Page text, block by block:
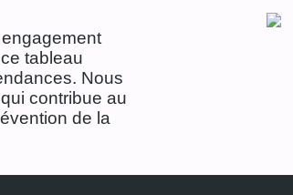
tableau
Nous
contribue au
de la